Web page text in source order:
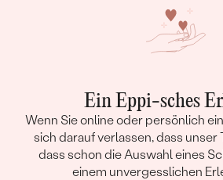
Ein Eppi-sches
Wenn Sie online oder persönlich
sich darauf verlassen, dass unser
dass schon die Auswahl eines
einem unvergesslichen